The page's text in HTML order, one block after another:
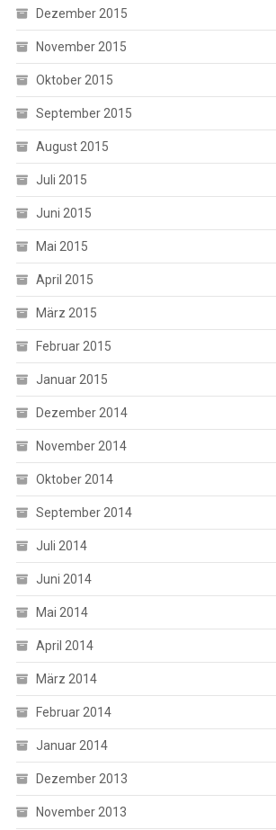
Dezember 2015
November 2015
Oktober 2015
September 2015
August 2015
Juli 2015
Juni 2015
Mai 2015
April 2015
März 2015
Februar 2015
Januar 2015
Dezember 2014
November 2014
Oktober 2014
September 2014
Juli 2014
Juni 2014
Mai 2014
April 2014
März 2014
Februar 2014
Januar 2014
Dezember 2013
November 2013